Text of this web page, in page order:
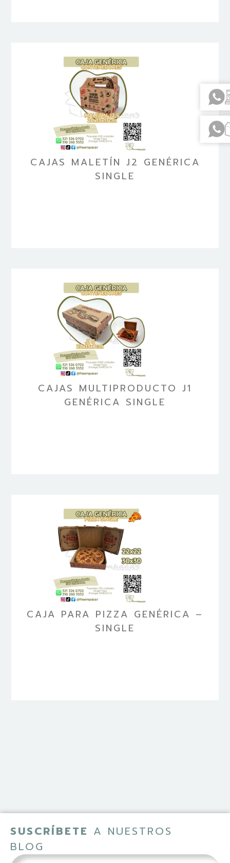
CAJAS MALETÍN J2 GENÉRICA
SINGLE
CAJAS MULTIPRODUCTO J1
GENÉRICA SINGLE
CAJA PARA PIZZA GENÉRICA –
SINGLE
SUSCRÍBETE A NUESTROS
BLOG